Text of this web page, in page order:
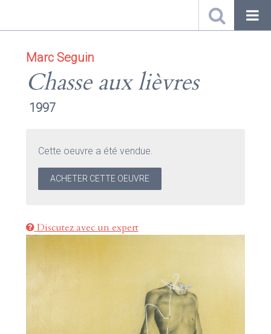
Marc Seguin
Chasse aux lièvres
1997
Cette oeuvre a été vendue.
ACHETER CETTE OEUVRE
Discutez avec un expert